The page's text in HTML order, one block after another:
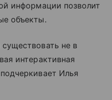
информации позволит
объекты.
не в
интерактивная
Илья